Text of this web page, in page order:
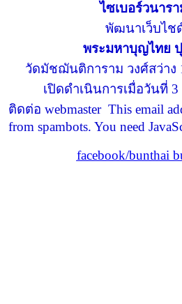
ไซเบอร์วนาร
พัฒนาเว็บไช
พระมหาบุญไทย
วัดมัชฌันติการาม วงศ์สว่าง
เปิดดำเนินการเมื่อวันที่
ติดต่อ webmaster This email
from spambots. You need
facebook/bunthai